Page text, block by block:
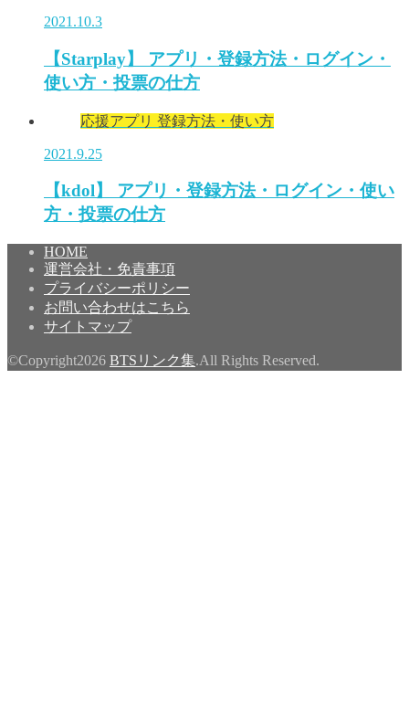
2021.10.3
【Starplay】 アプリ・登録方法・ログイン・
使い方・投票の仕方
応援アプリ 登録方法・使い方
2021.9.25
【kdol】 アプリ・登録方法・ログイン・使い
方・投票の仕方
HOME
運営会社・免責事項
プライバシーポリシー
お問い合わせはこちら
サイトマップ
©Copyright2026 BTSリンク集.All Rights Reserved.